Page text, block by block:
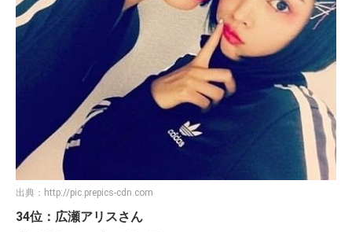
出典： http://pic.prepics-cdn.com
34位：広瀬アリスさん